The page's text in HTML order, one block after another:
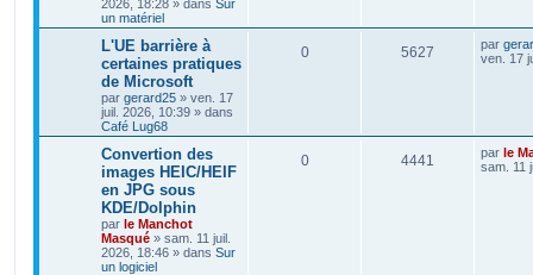
2026, 18:28 » dans Sur
un matériel
L'UE barrière à
certaines pratiques
de Microsoft
par gerard25 » ven. 17
juil. 2026, 10:39 » dans
Café Lug68
0 5627 par
ven. 17
Convertion des
images HEIC/HEIF
en JPG sous
KDE/Dolphin
par le Manchot
Masqué » sam. 11 juil.
2026, 18:46 » dans Sur
un logiciel
0 4441 par le
sam. 11